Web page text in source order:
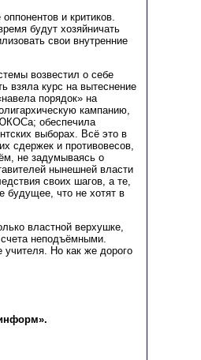
и критиков.
будут хозяйничать
свои внутренние
возвестил о себе
взяла курс на вытеснение
порядок» на
кампанию,
обеспечила
выборах. Всё это в
сдержек и противовесов,
не задумываясь о
нынешней власти
своих шагов, а те,
будущее, что не хотят в
властной верхушке,
неподъёмными.
учителя. Но как же дорого